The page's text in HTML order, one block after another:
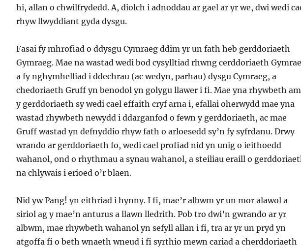
hi, allan o chwilfrydedd. A, diolch i adnoddau ar gael ar yr we, dwi wedi
rhyw llwyddiant gyda dysgu.
Fasai fy mhrofiad o ddysgu Cymraeg ddim yr un fath heb gerddoriaeth
Gymraeg. Mae na wastad wedi bod cysylltiad rhwng cerddoriaeth
a fy nghymhelliad i ddechrau (ac wedyn, parhau) dysgu Cymraeg, a
chedoriaeth Gruff yn benodol yn golygu llawer i fi. Mae yna rhywbeth am
y gerddoriaeth sy wedi cael effaith cryf arna i, efallai oherwydd mae yna
wastad rhywbeth newydd i ddarganfod o fewn y gerddoriaeth, ac mae
Gruff wastad yn defnyddio rhyw fath o arloesedd sy’n fy syfrdanu. Drwy
wrando ar gerddoriaeth fo, wedi cael profiad nid yn unig o ieithoedd
wahanol, ond o rhythmau a synau wahanol, a steiliau eraill o
na chlywais i erioed o’r blaen.
Nid yw Pang! yn eithriad i hynny. I fi, mae’r albwm yr un mor alawol a
siriol ag y mae’n anturus a llawn lledrith. Pob tro dwi’n gwrando ar yr
albwm, mae rhywbeth wahanol yn sefyll allan i fi, tra ar yr un pryd yn
atgoffa fi o beth wnaeth wneud i fi syrthio mewn cariad a cherddoriaeth